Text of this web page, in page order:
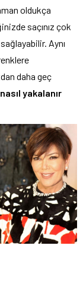
oldukça
saçınız çok
Aynı
daha geç
yakalanır